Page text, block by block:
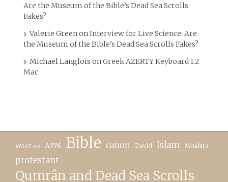
Are the Museum of the Bible’s Dead Sea Scrolls
Fakes?
Valerie GreenonInterview for Live Science: Are
the Museum of the Bible’s Dead Sea Scrolls Fakes?
Michael Langlois onGreek AZERTY Keyboard 1.2
Mac
#MeToo APM Bible canon David Islam Moabite
protestant
Qumrân and Dead Sea Scrolls